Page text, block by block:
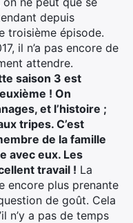
depuis
troisième épisode.
il n’a pas encore de
attendre.
saison 3 est
! On
et l’histoire ;
tripes. C’est
de la famille
avec eux. Les
travail ! La
encore plus prenante
de goût. Cela
n’y a pas de temps